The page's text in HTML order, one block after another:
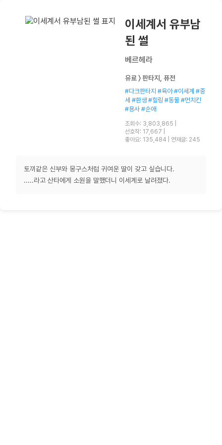
이세계서 유부남
된 썰
베르헤라
유료 〉 판타지, 퓨전
#다크판타지 #육아 #이세계 #중
세 #환생 #힐링 #동물 #먼치킨
#용사 #순애
조회수: 3,803,865
선호작: 17,667
좋아요: 135,484
연재글: 245
토끼같은 신부와 몽구스처럼 귀여운 딸이 갖고 싶습니다.
.....라고 산타에게 소원을 말했더니 이세계로 날려졌다.